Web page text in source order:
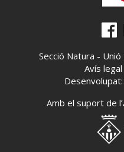
Secció Natura -
Avís legal
Amb el suport de